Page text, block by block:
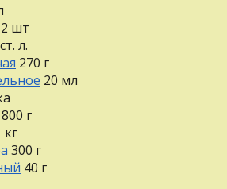
2 шт
ст. л.
270 г
20 мл
800 г
кг
300 г
40 г